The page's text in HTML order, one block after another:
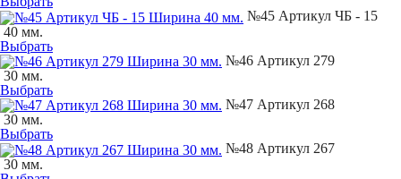
№45 Артикул ЧБ - 15
40 мм.
Выбрать
№46 Артикул 279
30 мм.
Выбрать
№47 Артикул 268
30 мм.
Выбрать
№48 Артикул 267
30 мм.